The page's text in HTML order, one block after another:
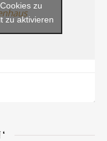
zu
zu aktivieren